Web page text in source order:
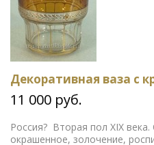
Декоративная ваза с
11 000 руб.
Россия? Вторая пол XIX
окрашенное, золочение,